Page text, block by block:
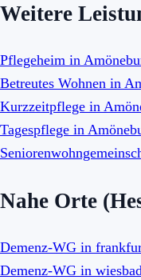
Weitere
Pflegeheim in
Betreutes Wohnen in
Kurzzeitpflege in
Tagespflege in
Nahe Orte
Demenz-WG in
Demenz-WG in